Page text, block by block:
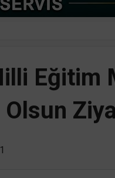
Eğitim
Olsun